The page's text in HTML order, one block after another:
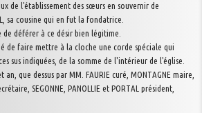
de l'établissement des sœurs en souvernir de
sa cousine qui en fut la fondatrice.
déférer à ce désir bien légitime.
de faire mettre à la cloche une corde spéciale qui
sus indiquées, de la somme de l'intérieur de l'église.
que dessus par MM. FAURIE curé, MONTAGNE maire,
SEGONNE, PANOLLIE et PORTAL président,